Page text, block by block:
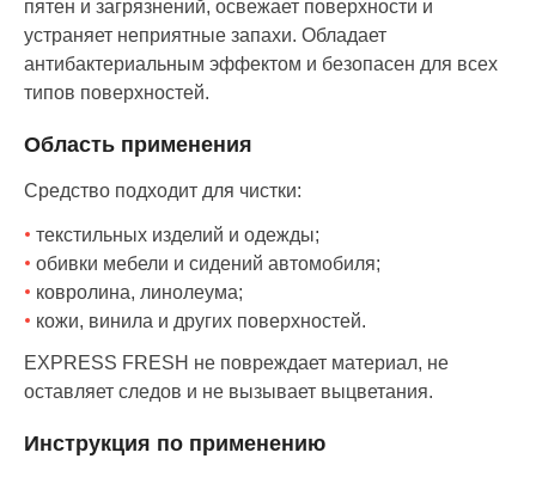
пятен и загрязнений, освежает поверхности и
устраняет неприятные запахи. Обладает
антибактериальным эффектом и безопасен для всех
типов поверхностей.
Область применения
Средство подходит для чистки:
текстильных изделий и одежды;
обивки мебели и сидений автомобиля;
ковролина, линолеума;
кожи, винила и других поверхностей.
EXPRESS FRESH не повреждает материал, не
оставляет следов и не вызывает выцветания.
Инструкция по применению